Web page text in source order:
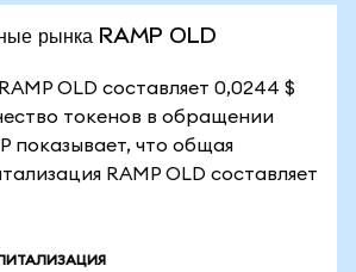
рынка RAMP OLD
OLD составляет 0,0244 $
токенов в обращении
показывает, что общая
RAMP OLD составляет